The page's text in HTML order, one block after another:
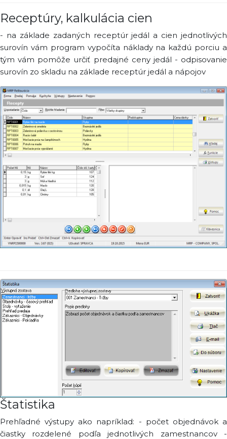
Receptúry, kalkulácia cien
- na základe zadaných receptúr jedál a cien jednotlivých
surovín vám program vypočíta náklady na každú porciu a
tým vám pomôže určiť predajné ceny jedál - odpisovanie
surovín zo skladu na základe receptúr jedál a nápojov
Štatistika
Prehľadné výstupy ako napríklad: - počet objednávok a
čiastky rozdelené podľa jednotlivých zamestnancov -